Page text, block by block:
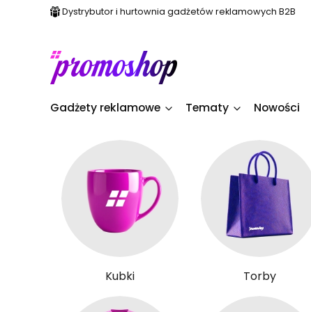
Dystrybutor i hurtownia gadżetów reklamowych B2B
Gadżety reklamowe Tematy Nowości
Kubki Torby